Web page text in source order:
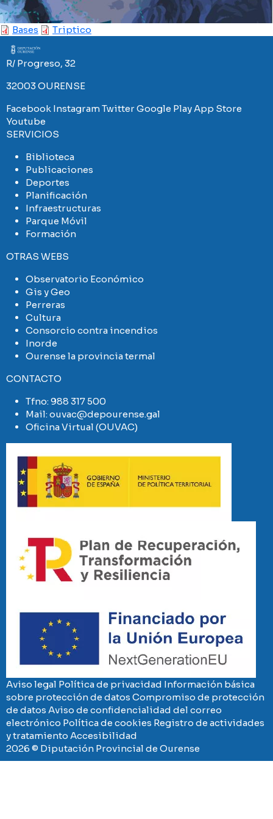
Bases
Triptico
Imaxe
R/ Progreso, 32
32003 OURENSE
Facebook InstagramTwitterGoogle PlayApp Store
Youtube
SERVICIOS
Biblioteca
Publicaciones
Deportes
Planificación
Infraestructuras
Parque Móvil
Formación
OTRAS WEBS
Observatorio Económico
Gis y Geo
Perreras
Cultura
Consorcio contra incendios
Inorde
Ourense la provincia termal
CONTACTO
Tfno:988 317 500
Mail:ouvac@depourense.gal
Oficina Virtual (OUVAC)
Aviso legal Política de privacidad Información básica
sobre protección de datos Compromiso de protección
de datos Aviso de confidencialidad del correo
electrónico Política de cookies Registro de actividades
y tratamiento Accesibilidad
2026 © Diputación Provincial de Ourense